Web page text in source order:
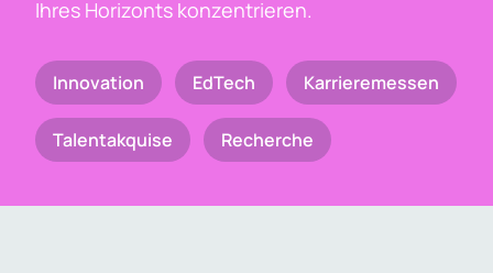
Ihres Horizonts konzentrieren.
Innovation EdTech Karrieremessen
Talentakquise Recherche